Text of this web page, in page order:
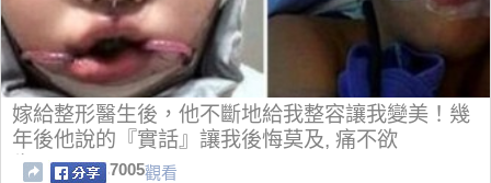
嫁給整形醫生後，他不斷地給我整容讓我變美！幾
年後他說的『實話』讓我後悔莫及, 痛不欲
生！！！！7005觀看